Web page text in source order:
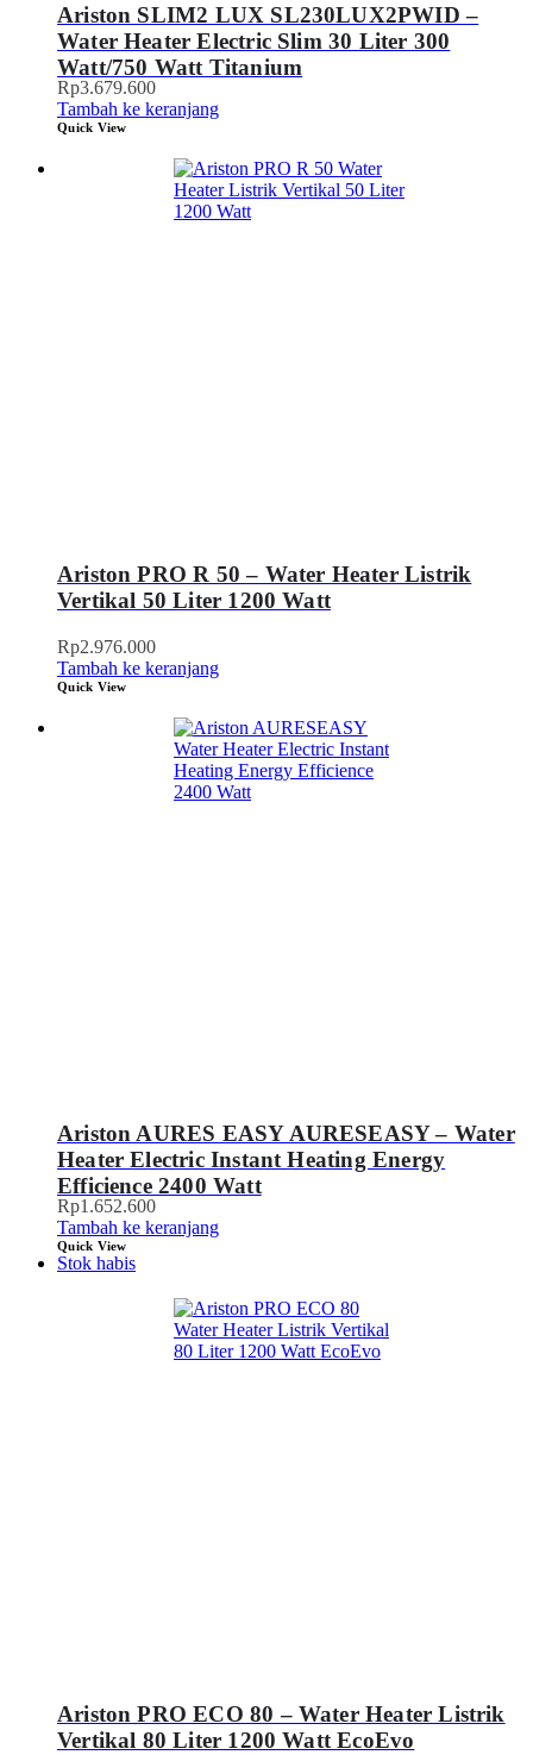
Ariston SLIM2 LUX SL230LUX2PWID –
Water Heater Electric Slim 30 Liter 300
Watt/750 Watt Titanium
Rp3.679.600
Tambah ke keranjang
Quick View
Ariston PRO R 50 – Water Heater Listrik
Vertikal 50 Liter 1200 Watt
Rp2.976.000
Tambah ke keranjang
Quick View
Ariston AURES EASY AURESEASY – Water
Heater Electric Instant Heating Energy
Efficience 2400 Watt
Rp1.652.600
Tambah ke keranjang
Quick View
Stok habis
Ariston PRO ECO 80 – Water Heater Listrik
Vertikal 80 Liter 1200 Watt EcoEvo